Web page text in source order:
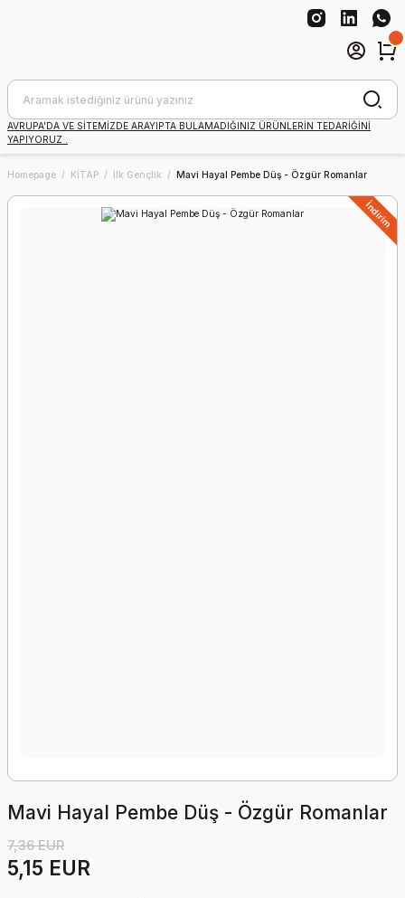
AVRUPA'DA VE SİTEMİZDE ARAYIPTA BULAMADIĞINIZ ÜRÜNLERİN TEDARİĞİNİ
YAPIYORUZ .
Homepage KİTAP İlk Gençlik Mavi Hayal Pembe Düş - Özgür Romanlar
İndirim
Mavi Hayal Pembe Düş - Özgür Romanlar
7,36 EUR
5,15 EUR